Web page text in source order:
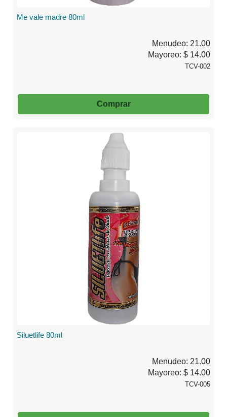
Me vale madre 80ml
Menudeo: 21.00
Mayoreo: $ 14.00
TCV-002
Comprar
Siluetlife 80ml
Menudeo: 21.00
Mayoreo: $ 14.00
TCV-005